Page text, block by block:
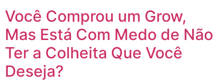
Você Comprou um Grow,
Mas Está Com Medo de Não
Ter a Colheita Que Você
Deseja?